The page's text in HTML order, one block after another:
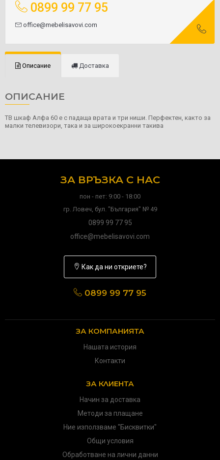
0899 99 77 95
office@mebelisavovi.com
Описание Доставка
ОПИСАНИЕ
ТВ шкаф Алфа 60 е с падаща врата и три ниши. Перфектен, както за
малки телевизори, така и за широкоекранни такива
ЗА ВРЪЗКА С НАС
пон - пет: 9:00 - 18:00
гр. Ловеч, бул. "България" № 49
0899 99 77 95
office@mebelisavovi.com
Как да ни откриете?
0899 99 77 95
ЗА КОМПАНИЯТА
Нашата история
Контакти
ЗА КЛИЕНТА
Начин за доставка
Методи за плащане
Ние използваме "Бисквитки"
Общи условия
Обработване на лични данни